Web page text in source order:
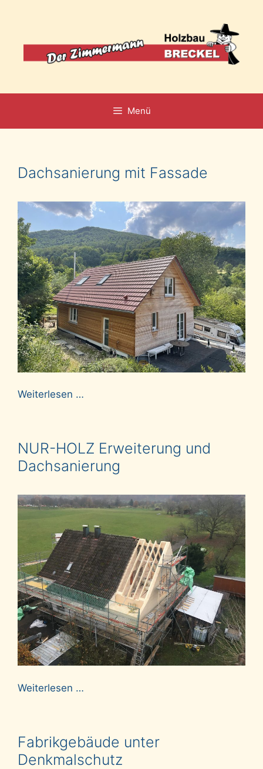
Menü
Dachsanierung mit Fassade
Weiterlesen …
NUR-HOLZ Erweiterung und
Dachsanierung
Weiterlesen …
Fabrikgebäude unter
Denkmalschutz